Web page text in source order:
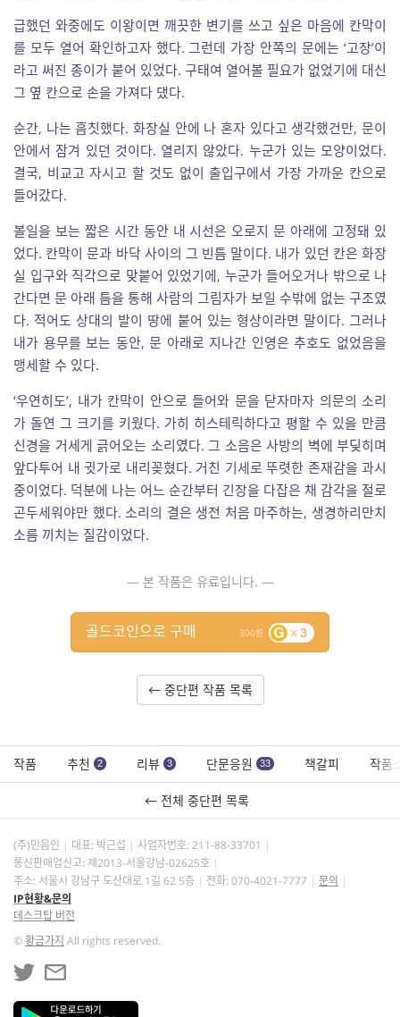
급했던 와중에도 이왕이면 깨끗한 변기를 쓰고 싶은 마음에 칸막이
를 모두 열어 확인하고자 했다. 그런데 가장 안쪽의 문에는 ‘고장’이
라고 써진 종이가 붙어 있었다. 구태여 열어볼 필요가 없었기에 대신
그 옆 칸으로 손을 가져다 댔다.
순간, 나는 흠칫했다. 화장실 안에 나 혼자 있다고 생각했건만, 문이
안에서 잠겨 있던 것이다. 열리지 않았다. 누군가 있는 모양이었다.
결국, 비교고 자시고 할 것도 없이 출입구에서 가장 가까운 칸으로
들어갔다.
볼일을 보는 짧은 시간 동안 내 시선은 오로지 문 아래에 고정돼 있
었다. 칸막이 문과 바닥 사이의 그 빈틈 말이다. 내가 있던 칸은 화장
실 입구와 직각으로 맞붙어 있었기에, 누군가 들어오거나 밖으로 나
간다면 문 아래 틈을 통해 사람의 그림자가 보일 수밖에 없는 구조였
다. 적어도 상대의 발이 땅에 붙어 있는 형상이라면 말이다. 그러나
내가 용무를 보는 동안, 문 아래로 지나간 인영은 추호도 없었음을
맹세할 수 있다.
‘우연히도’, 내가 칸막이 안으로 들어와 문을 닫자마자 의문의 소리
가 돌연 그 크기를 키웠다. 가히 히스테릭하다고 평할 수 있을 만큼
신경을 거세게 긁어오는 소리였다. 그 소음은 사방의 벽에 부딪히며
앞다투어 내 귓가로 내리꽂혔다. 거친 기세로 뚜렷한 존재감을 과시
중이었다. 덕분에 나는 어느 순간부터 긴장을 다잡은 채 감각을 절로
곤두세워야만 했다. 소리의 결은 생전 처음 마주하는, 생경하리만치
소름 끼치는 질감이었다.
— 본 작품은 유료입니다. —
300 3
골드코인으로 구매
← 중단편 작품 목록
작품 추천 2 리뷰 3 단문응원 33 책갈피 작품
← 전체 중단편 목록
(주)민음인 대표: 박근섭 사업자번호: 211-88-33701
통신판매업신고: 제2013-서울강남-02625호
주소: 서울시 강남구 도산대로 1길 62 5층
전화: 070-4021-7777
문의
IP현황&문의
데스크탑 버전
©황금가지 All rights reserved.